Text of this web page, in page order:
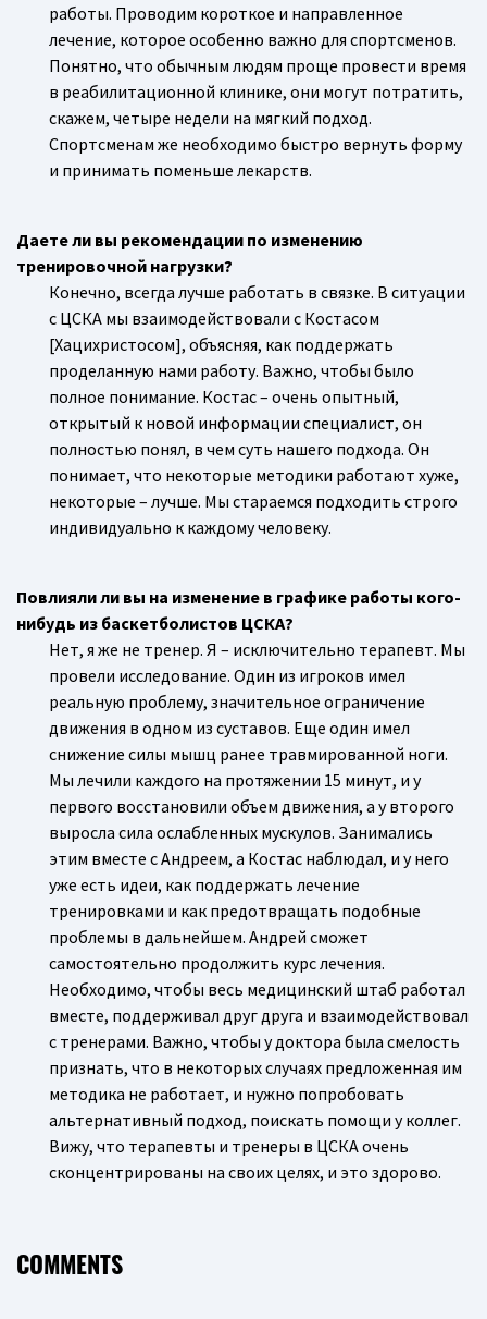
работы. Проводим короткое и направленное
лечение, которое особенно важно для спортсменов.
Понятно, что обычным людям проще провести время
в реабилитационной клинике, они могут потратить,
скажем, четыре недели на мягкий подход.
Спортсменам же необходимо быстро вернуть форму
и принимать поменьше лекарств.
Даете ли вы рекомендации по изменению
тренировочной нагрузки?
Конечно, всегда лучше работать в связке. В ситуации
с ЦСКА мы взаимодействовали с Костасом
[Хацихристосом], объясняя, как поддержать
проделанную нами работу. Важно, чтобы было
полное понимание. Костас – очень опытный,
открытый к новой информации специалист, он
полностью понял, в чем суть нашего подхода. Он
понимает, что некоторые методики работают хуже,
некоторые – лучше. Мы стараемся подходить строго
индивидуально к каждому человеку.
Повлияли ли вы на изменение в графике работы кого-
нибудь из баскетболистов ЦСКА?
Нет, я же не тренер. Я – исключительно терапевт. Мы
провели исследование. Один из игроков имел
реальную проблему, значительное ограничение
движения в одном из суставов. Еще один имел
снижение силы мышц ранее травмированной ноги.
Мы лечили каждого на протяжении 15 минут, и у
первого восстановили объем движения, а у второго
выросла сила ослабленных мускулов. Занимались
этим вместе с Андреем, а Костас наблюдал, и у него
уже есть идеи, как поддержать лечение
тренировками и как предотвращать подобные
проблемы в дальнейшем. Андрей сможет
самостоятельно продолжить курс лечения.
Необходимо, чтобы весь медицинский штаб работал
вместе, поддерживал друг друга и взаимодействовал
с тренерами. Важно, чтобы у доктора была смелость
признать, что в некоторых случаях предложенная им
методика не работает, и нужно попробовать
альтернативный подход, поискать помощи у коллег.
Вижу, что терапевты и тренеры в ЦСКА очень
сконцентрированы на своих целях, и это здорово.
COMMENTS